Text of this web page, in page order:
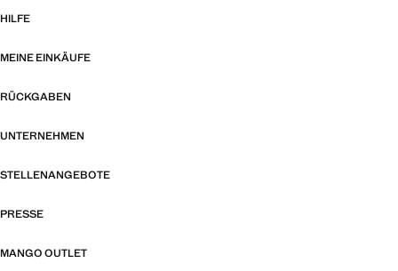
HILFE
MEINE EINKÄUFE
RÜCKGABEN
UNTERNEHMEN
STELLENANGEBOTE
PRESSE
MANGO OUTLET